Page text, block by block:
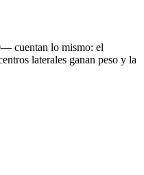
cuentan lo mismo: el
laterales ganan peso y la